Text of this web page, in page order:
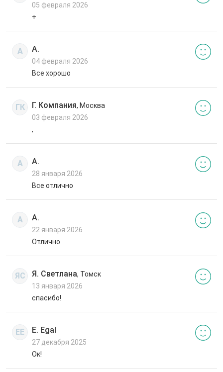
05 февраля 2026
+
А А.
04 февраля 2026
Все хорошо
ГК Г. Компания, Москва
03 февраля 2026
,
А А.
28 января 2026
Все отлично
А А.
22 января 2026
Отлично
ЯС Я. Светлана, Томск
13 января 2026
спасибо!
EE E. Egal
27 декабря 2025
Ок!